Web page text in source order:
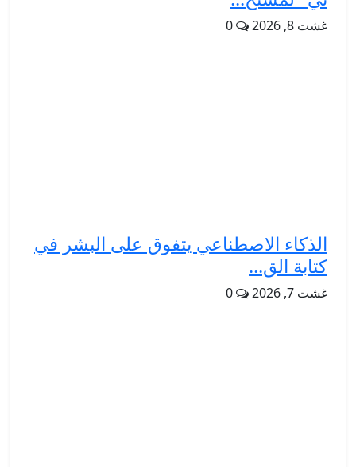
غشت 8, 2026 0
الذكاء الاصطناعي يتفوق على البشر في
كتابة الق...
غشت 7, 2026 0